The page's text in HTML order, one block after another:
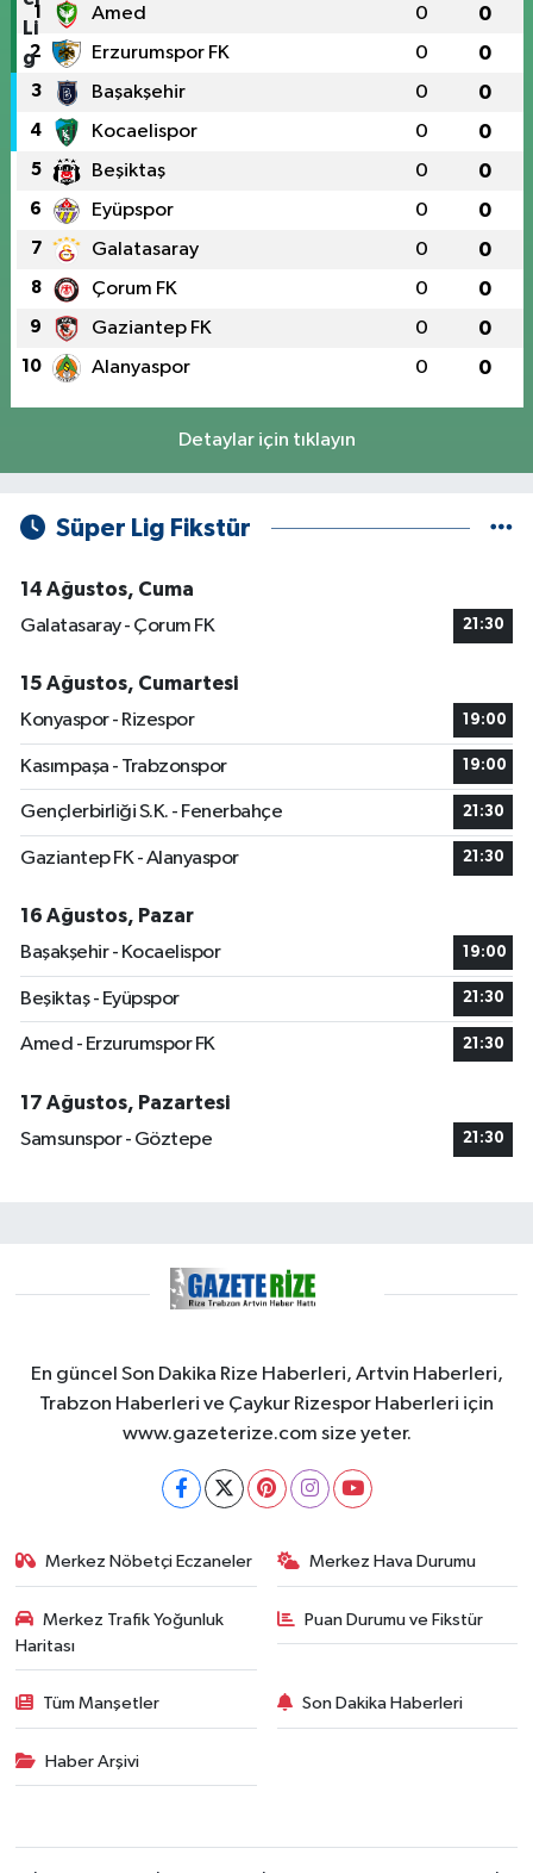
1 Amed 0 0
2 Erzurumspor FK 0 0
3 Başakşehir 0 0
4 Kocaelispor 0 0
5 Beşiktaş 0 0
6 Eyüpspor 0 0
7 Galatasaray 0 0
8 Çorum FK 0 0
9 Gaziantep FK 0 0
10 Alanyaspor 0 0
Detaylar için tıklayın
Süper Lig Fikstür
14 Ağustos, Cuma
Galatasaray - Çorum FK
21:30
15 Ağustos, Cumartesi
Konyaspor - Rizespor
19:00
Kasımpaşa - Trabzonspor 19:00
Gençlerbirliği S.K. - Fenerbahçe 21:30
Gaziantep FK - Alanyaspor 21:30
16 Ağustos, Pazar
Başakşehir - Kocaelispor
19:00
Beşiktaş - Eyüpspor 21:30
Amed - Erzurumspor FK 21:30
17 Ağustos, Pazartesi
Samsunspor - Göztepe
21:30
En güncel Son Dakika Rize Haberleri, Artvin Haberleri,
Trabzon Haberleri ve Çaykur Rizespor Haberleri için
www.gazeterize.com size yeter.
Merkez Nöbetçi Eczaneler Merkez Hava Durumu
Merkez Trafik Yoğunluk
Haritası
Puan Durumu ve Fikstür
Tüm Manşetler Son Dakika Haberleri
Haber Arşivi